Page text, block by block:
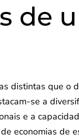
de
distintas que o
se a
e a
economias de